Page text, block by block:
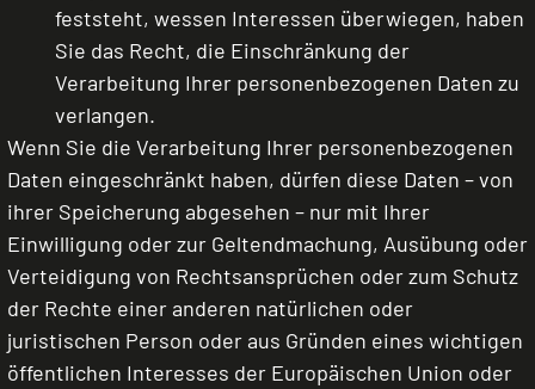
feststeht, wessen Interessen überwiegen, haben
Sie das Recht, die Einschränkung der
Verarbeitung Ihrer personenbezogenen Daten zu
verlangen.
Wenn Sie die Verarbeitung Ihrer personenbezogenen
Daten eingeschränkt haben, dürfen diese Daten – von
ihrer Speicherung abgesehen – nur mit Ihrer
Einwilligung oder zur Geltendmachung, Ausübung oder
Verteidigung von Rechtsansprüchen oder zum Schutz
der Rechte einer anderen natürlichen oder
juristischen Person oder aus Gründen eines wichtigen
öffentlichen Interesses der Europäischen Union oder